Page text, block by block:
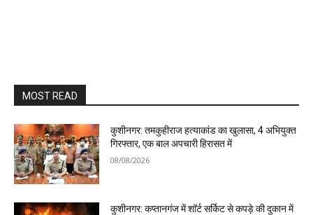
MOST READ
कुशीनगर: तमकुहीराज हत्याकांड का खुलासा, 4 अभियुक्त
गिरफ्तार, एक बाल अपचारी हिरासत में
08/08/2026
कुशीनगर: कप्तानगंज में शॉर्ट सर्किट से कपड़े की दुकान में